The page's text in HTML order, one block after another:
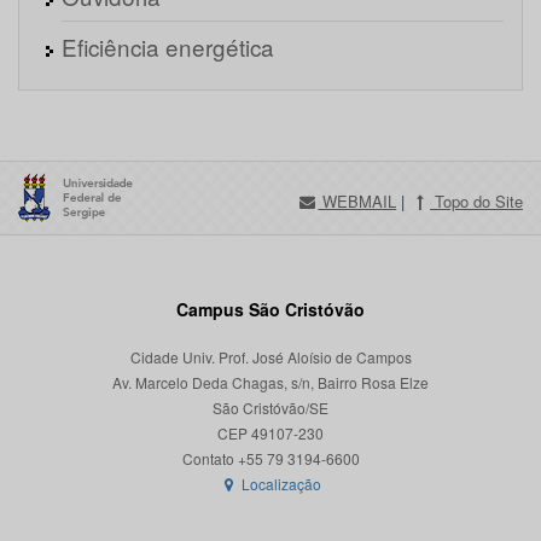
Eficiência energética
WEBMAIL | Topo do Site
Campus São Cristóvão
Cidade Univ. Prof. José Aloísio de Campos
Av. Marcelo Deda Chagas, s/n, Bairro Rosa Elze
São Cristóvão/SE
CEP 49107-230
Localização